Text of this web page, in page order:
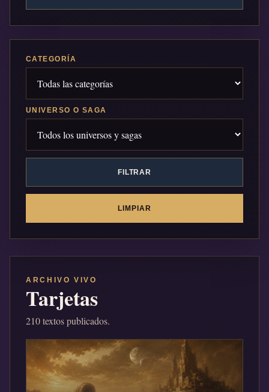
CATEGORÍA
UNIVERSO O SAGA
FILTRAR
LIMPIAR
ARCHIVO VIVO
Tarjetas
210 textos publicados.